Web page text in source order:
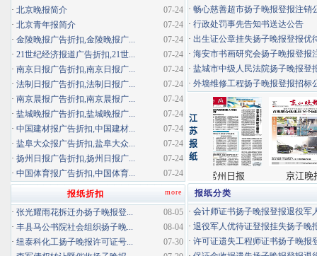
· 畅心慈善超市扬子晚报登报注销
· 行政处罚事先告知书送达公告
· 出生证公章挂失扬子晚报登报优
· 海安市书画研究会扬子晚报登报
· 盐城市中级人民法院扬子晚报登
· 外墙维修工程扬子晚报登报招标
报纸分类
· 会计师证书扬子晚报登报退役军
· 退役军人优待证登报挂失扬子晚
· 许可证遗失工程师证书扬子晚报
07-24
· 北京晚报简介
07-24
· 北京青年报简介
07-24
· 金陵晚报广告折扣,金陵晚报广...
07-24
· 21世纪经济报道广告折扣,21世...
07-24
· 南京日报广告折扣,南京日报广...
07-24
· 法制日报广告折扣,法制日报广...
07-24
· 南京晨报广告折扣,南京晨报广...
07-24
· 盐城晚报广告折扣,盐城晚报广...
07-24
· 中国建材报广告折扣,中国建材...
07-24
· 盐阜大众报广告折扣,盐阜大众...
07-24
· 扬州日报广告折扣,扬州日报广...
07-24
· 中国体育报广告折扣,中国体育...
more
报纸折扣
08-05
· 张光耀雨花拆迁办扬子晚报登...
08-04
· 丰县马公书院社会组织扬子晚...
07-30
· 纽泰科化工扬子晚报许可证号...